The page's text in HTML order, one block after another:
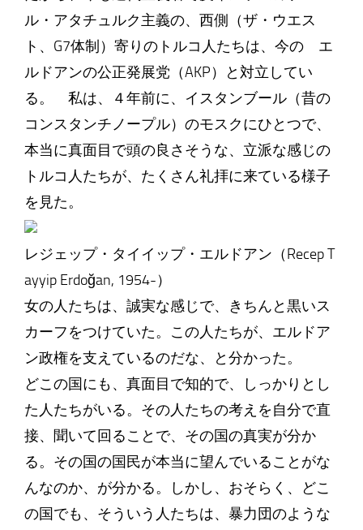
ル・アタチュルク主義の、西側（ザ・ウエス
ト、G7体制）寄りのトルコ人たちは、今の エ
ルドアンの公正発展党（AKP）と対立してい
る。 私は、４年前に、イスタンブール（昔の
コンスタンチノープル）のモスクにひとつで、
本当に真面目で頭の良さそうな、立派な感じの
トルコ人たちが、たくさん礼拝に来ている様子
を見た。
レジェップ・タイイップ・エルドアン（Recep T
ayyip Erdoğan, 1954-）
女の人たちは、誠実な感じで、きちんと黒いス
カーフをつけていた。この人たちが、エルドア
ン政権を支えているのだな、と分かった。
どこの国にも、真面目で知的で、しっかりとし
た人たちがいる。その人たちの考えを自分で直
接、聞いて回ることで、その国の真実が分か
る。その国の国民が本当に望んでいることがな
んなのか、が分かる。しかし、おそらく、どこ
の国でも、そういう人たちは、暴力団のような